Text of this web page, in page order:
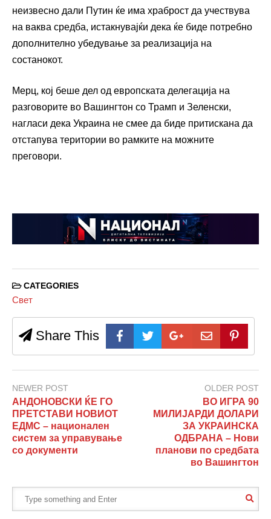
неизвесно дали Путин ќе има храброст да учествува
на ваква средба, истакнувајќи дека ќе биде потребно
дополнително убедување за реализација на
состанокот.
Мерц, кој беше дел од европската делегација на
разговорите во Вашингтон со Трамп и Зеленски,
нагласи дека Украина не смее да биде притискана да
отстапува територии во рамките на можните
преговори.
CATEGORIES
Свет
Share This
NEWER POST
АНДОНОВСКИ ЌЕ ГО
ПРЕТСТАВИ НОВИОТ
ЕДМС – национален
систем за управување
со документи
OLDER POST
ВО ИГРА 90
МИЛИЈАРДИ ДОЛАРИ
ЗА УКРАИНСКА
ОДБРАНА – Нови
планови по средбата
во Вашингтон